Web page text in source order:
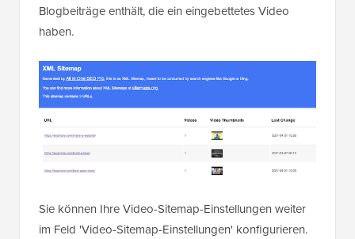
Blogbeiträge enthält, die ein eingebettetes Video
haben.
Sie können Ihre Video-Sitemap-Einstellungen weiter
im Feld 'Video-Sitemap-Einstellungen' konfigurieren.